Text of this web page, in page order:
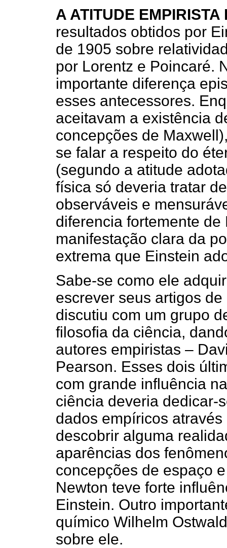
A ATITUDE EMPIRISTA
resultados obtidos por
de 1905 sobre
por Lorentz e Poincaré.
importante diferença
esses antecessores.
aceitavam a existência
concepções de
se falar a respeito do
(segundo a atitude
física só deveria tratar
observáveis e
diferencia fortemente
manifestação clara da
extrema que Einstein
Sabe-se como ele
escrever seus artigos
discutiu com um grupo
filosofia da ciência,
autores empiristas –
Pearson. Esses dois
com grande influência
ciência deveria dedicar-
dados empíricos
descobrir alguma
aparências dos
concepções de espaço
Newton teve forte
Einstein. Outro
químico Wilhelm
sobre ele.